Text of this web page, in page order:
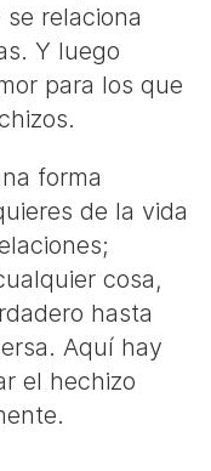
relaciona
Y luego
para los que
forma
de la vida
cosa,
hasta
Aquí hay
el hechizo